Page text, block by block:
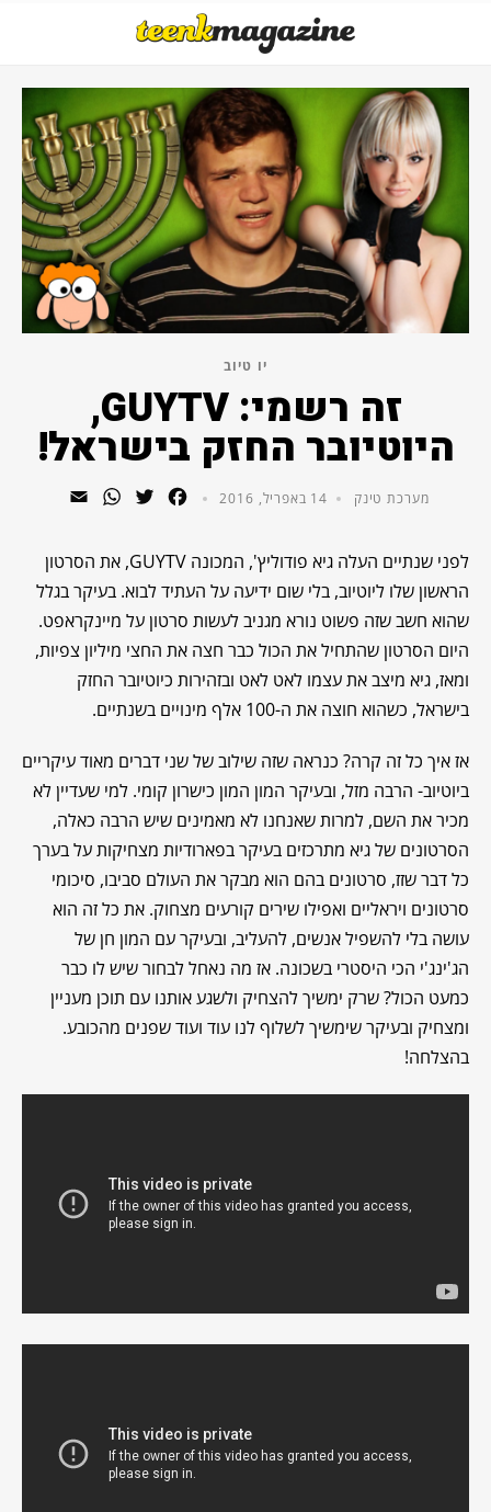
יו טיוב
זה רשמי: GUYTV,
היוטיובר החזק בישראל!
מערכת טינק 14 באפריל, 2016 Facebook
Twitter
WhatsApp
לפני שנתיים העלה גיא פודוליץ', המכונה GUYTV, את הסרטון
הראשון שלו ליוטיוב, בלי שום ידיעה על העתיד לבוא. בעיקר בגלל
שהוא חשב שזה פשוט נורא מגניב לעשות סרטון על מיינקראפט.
היום הסרטון שהתחיל את הכול כבר חצה את החצי מיליון צפיות,
ומאז, גיא מיצב את עצמו לאט לאט ובזהירות כיוטיובר החזק
בישראל, כשהוא חוצה את ה-100 אלף מינויים בשנתיים.
אז איך כל זה קרה? כנראה שזה שילוב של שני דברים מאוד עיקריים
ביוטיוב- הרבה מזל, ובעיקר המון המון כישרון קומי. למי שעדיין לא
מכיר את השם, למרות שאנחנו לא מאמינים שיש הרבה כאלה,
הסרטונים של גיא מתרכזים בעיקר בפארודיות מצחיקות על בערך
כל דבר שזז, סרטונים בהם הוא מבקר את העולם סביבו, סיכומי
סרטונים ויראליים ואפילו שירים קורעים מצחוק. את כל זה הוא
עושה בלי להשפיל אנשים, להעליב, ובעיקר עם המון חן של
הג'ינג'י הכי היסטרי בשכונה. אז מה נאחל לבחור שיש לו כבר
כמעט הכול? שרק ימשיך להצחיק ולשגע אותנו עם תוכן מעניין
ומצחיק ובעיקר שימשיך לשלוף לנו עוד ועוד שפנים מהכובע.
בהצלחה!